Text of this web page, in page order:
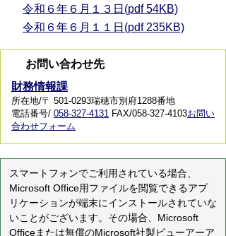
令和６年６月１３日(pdf 54KB)
令和６年６月１１日(pdf 235KB)
お問い合わせ先
財務情報課
所在地/〒 501-0293瑞穂市別府1288番地
電話番号/ 058-327-4131 FAX/058-327-4103お問い
合わせフォーム
スマートフォンでご利用されている場合、
Microsoft Office用ファイルを閲覧できるアプ
リケーションが端末にインストールされていな
いことがございます。その場合、Microsoft
Officeまたは無償のMicrosoft社製ビューアーア